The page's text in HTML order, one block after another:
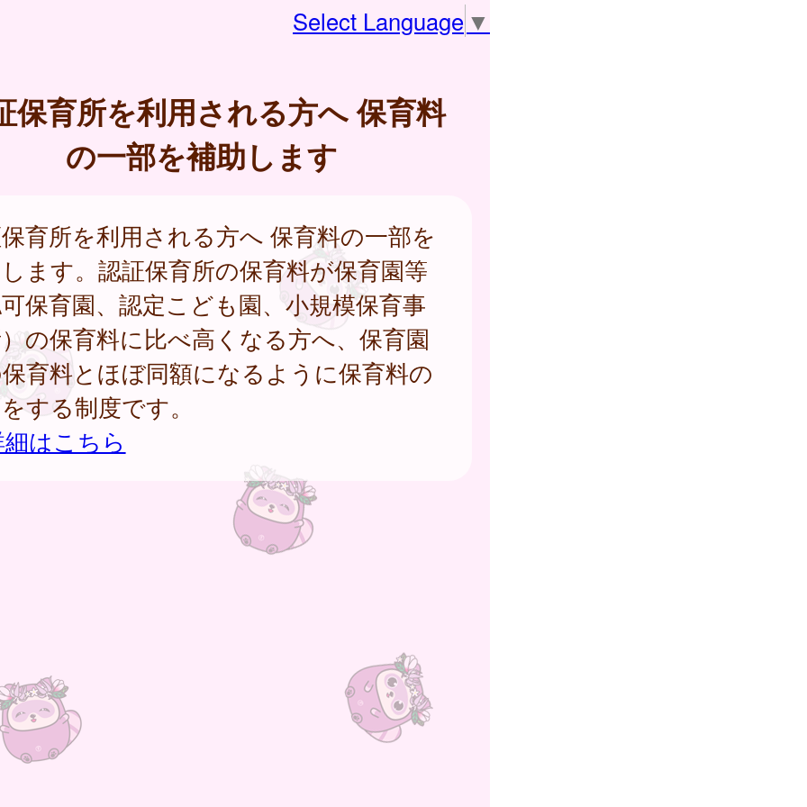
Select Language ▼
保育所を利用される方へ 保育料
の一部を補助します
育所を利用される方へ 保育料の一部を
ます。認証保育所の保育料が保育園等
保育園、認定こども園、小規模保育事
の保育料に比べ高くなる方へ、保育園
育料とほぼ同額になるように保育料の
する制度です。
はこちら